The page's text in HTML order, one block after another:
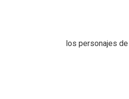
los personajes